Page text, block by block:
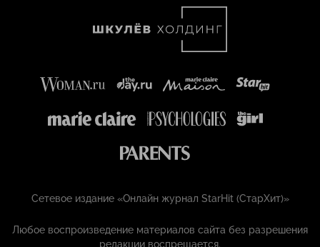
Сетевое издание «Онлайн журнал StarHit (СтарХит)»
Любое воспроизведение материалов сайта без разрешения
редакции воспрещается.